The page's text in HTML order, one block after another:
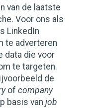
van de laatste
Voor ons als
LinkedIn
te adverteren
data die voor
te targeten.
de
of company
basis van job